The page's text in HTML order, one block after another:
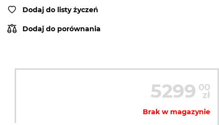
Dodaj do listy życzeń
Dodaj do porównania
5299 00
zł
Brak w magazynie